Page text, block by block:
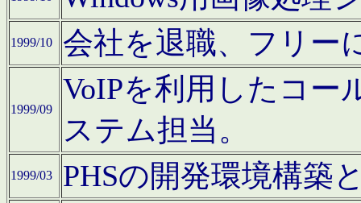
1999/10 会社を退職、フリー
1999/09
VoIPを利用したコー
ステム担当。
1999/03 PHSの開発環境構築